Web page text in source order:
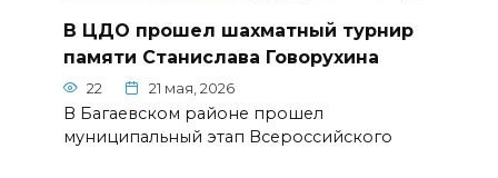
В ЦДО прошел шахматный турнир
памяти Станислава Говорухина
22 21 мая, 2026
В Багаевском районе прошел
муниципальный этап Всероссийского